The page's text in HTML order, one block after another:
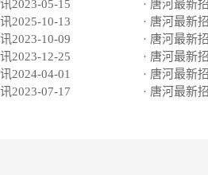
2023-05-15
· 唐河最新
2025-10-13
· 唐河最新
2023-10-09
· 唐河最新
2023-12-25
· 唐河最新
2024-04-01
· 唐河最新
2023-07-17
· 唐河最新